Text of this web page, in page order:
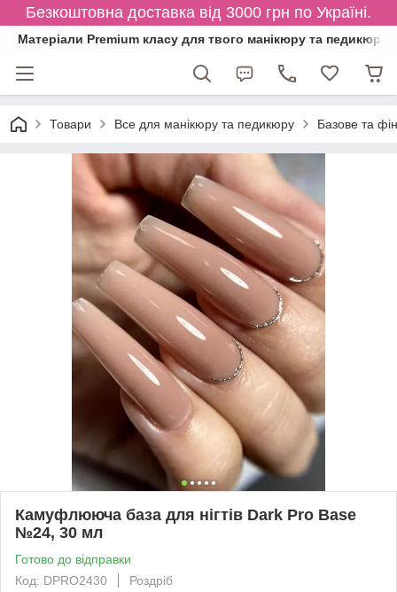
Безкоштовна доставка від 3000 грн по Україні.
Матеріали Premium класу для твого манікюру та педикюру
Товари Все для манікюру та педикюру Базове та
Камуфлююча база для нігтів Dark Pro Base
№24, 30 мл
Готово до відправки
Код: DPRO2430
Роздріб